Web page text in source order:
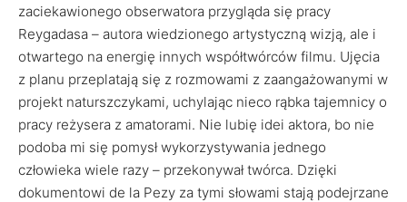
zaciekawionego obserwatora przygląda się pracy
Reygadasa – autora wiedzionego artystyczną wizją, ale i
otwartego na energię innych współtwórców filmu. Ujęcia
z planu przeplatają się z rozmowami z zaangażowanymi w
projekt naturszczykami, uchylając nieco rąbka tajemnicy o
pracy reżysera z amatorami. Nie lubię idei aktora, bo nie
podoba mi się pomysł wykorzystywania jednego
człowieka wiele razy – przekonywał twórca. Dzięki
dokumentowi de la Pezy za tymi słowami stają podejrzane